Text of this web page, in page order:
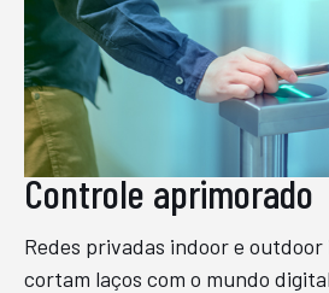
Controle aprimorado
Redes privadas indoor e
cortam laços com o mundo